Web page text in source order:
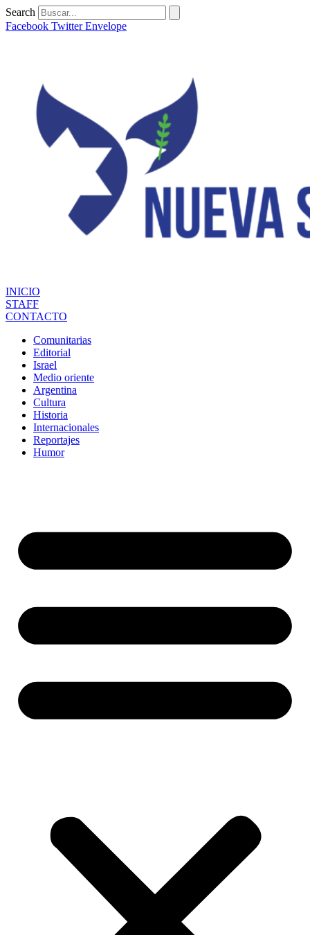
Ir
al
Search
Facebook Twitter Envelope
INICIO
STAFF
CONTACTO
Comunitarias
Editorial
Israel
Medio oriente
Argentina
Cultura
Historia
Internacionales
Reportajes
Humor